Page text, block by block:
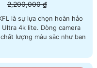
2,200,000 ₫
là sự lựa chọn hoàn hảo
Dòng camera
lượng màu sắc như ban